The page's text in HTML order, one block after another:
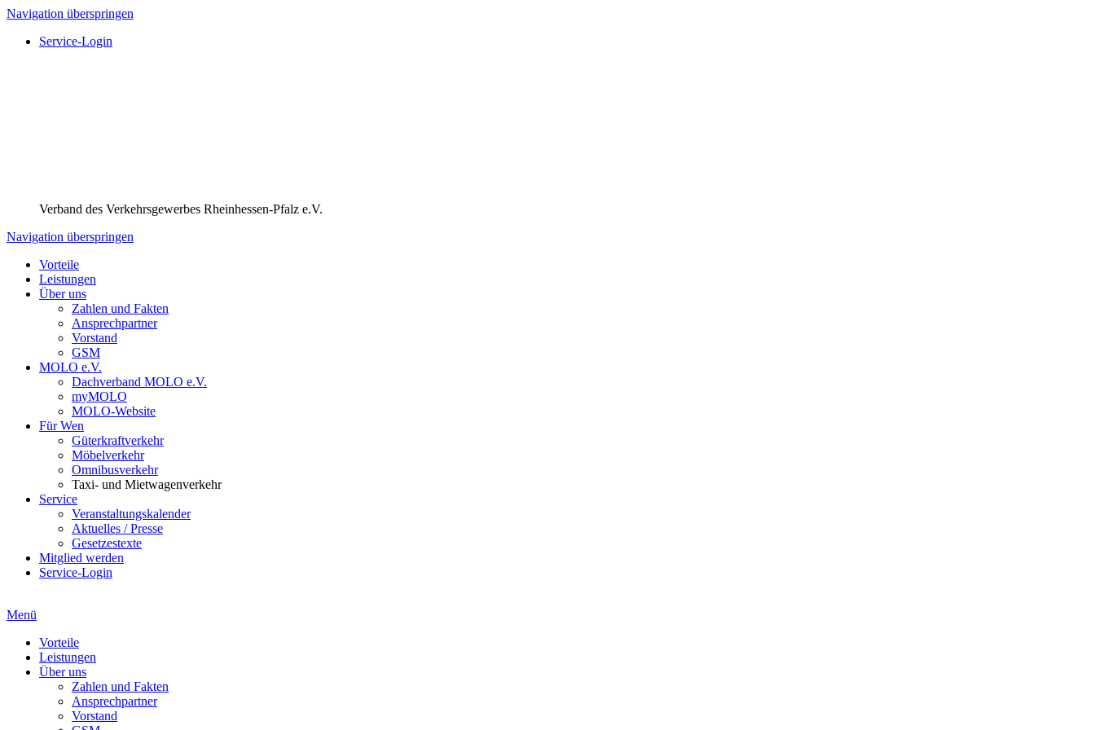
Navigation überspringen
Service-Login
Verband des Verkehrsgewerbes Rheinhessen-Pfalz e.V.
Navigation überspringen
Vorteile
Leistungen
Über uns
Zahlen und Fakten
Ansprechpartner
Vorstand
GSM
MOLO e.V.
Dachverband MOLO e.V.
myMOLO
MOLO-Website
Für Wen
Güterkraftverkehr
Möbelverkehr
Omnibusverkehr
Taxi- und Mietwagenverkehr
Service
Veranstaltungskalender
Aktuelles / Presse
Gesetzestexte
Mitglied werden
Service-Login
Menü
Vorteile
Leistungen
Über uns
Zahlen und Fakten
Ansprechpartner
Vorstand